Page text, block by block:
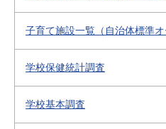
子育て施設一覧（自治体標準オ
学校保健統計調査
学校基本調査